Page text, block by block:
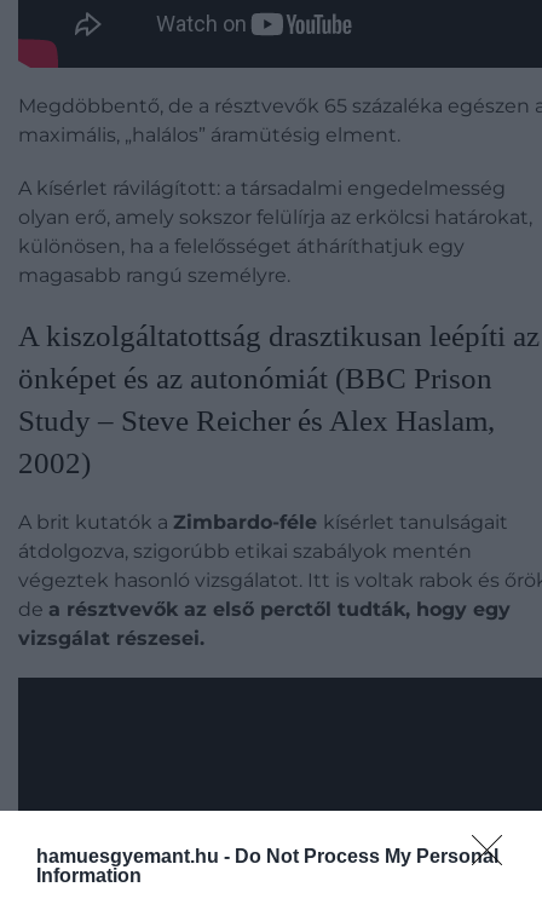
hamuesgyemant.hu - Do Not Process My Personal
Information
Megdöbbentő, de a résztvevők 65 százaléka egészen
maximális, „halálos” áramütésig elment.
A kísérlet rávilágított: a társadalmi engedelmesség
olyan erő, amely sokszor felülírja az erkölcsi határokat,
különösen, ha a felelősséget átháríthatjuk egy
magasabb rangú személyre.
A kiszolgáltatottság drasztikusan leépíti az
önképet és az autonómiát (BBC Prison
Study – Steve Reicher és Alex Haslam,
2002)
A brit kutatók a Zimbardo-féle kísérlet tanulságait
átdolgozva, szigorúbb etikai szabályok mentén
végeztek hasonló vizsgálatot. Itt is voltak rabok és
de a résztvevők az első perctől tudták, hogy egy
vizsgálat részesei.